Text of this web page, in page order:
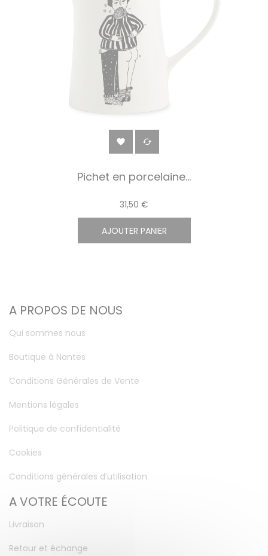
 
Pichet en porcelaine...
31,50 €
AJOUTER PANIER
A PROPOS DE NOUS
Qui sommes nous
Boutique à Nantes
Conditions Générales de Vente
Mentions légales
Politique de confidentialité
Cookies
Conditions générales d’utilisation
A VOTRE ÉCOUTE
Livraison
Retour et échange